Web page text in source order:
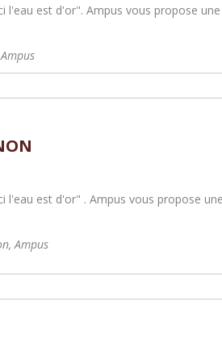
l'eau est d'or". Ampus vous propose
Ampus
est d'or" . Ampus vous propose
, Ampus